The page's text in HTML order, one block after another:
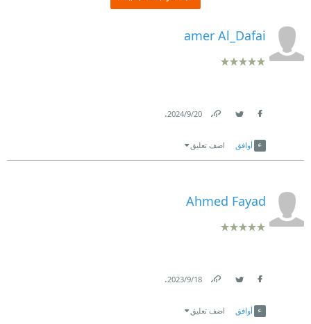
amer Al_Dafai
20‏/9‏/2024
.
أوافق اضف تعليق
Ahmed Fayad
18‏/9‏/2023
.
أوافق اضف تعليق